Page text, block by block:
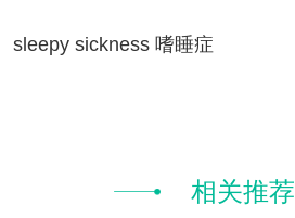
sickness 嗜睡症
相关推荐